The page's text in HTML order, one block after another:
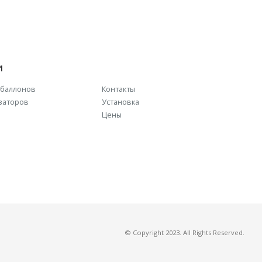
Контакты
Установка
Цены
© Copyright 2023. All Rights Reserved.